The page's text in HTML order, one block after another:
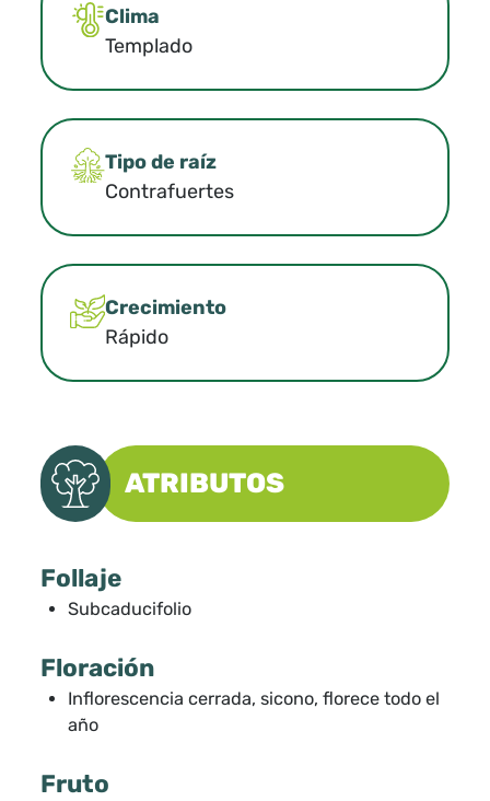
Clima
Templado
Tipo de raíz
Contrafuertes
Crecimiento
Rápido
ATRIBUTOS
Follaje
Subcaducifolio
Floración
Inflorescencia cerrada, sicono, florece todo el
año
Fruto